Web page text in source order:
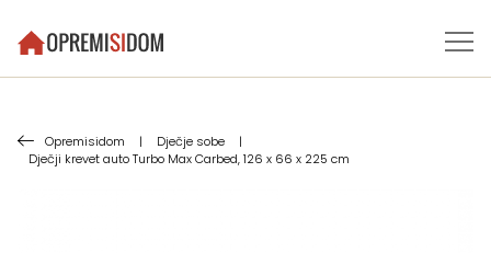
Opremisidom | Dječje sobe
|
Dječji krevet auto Turbo Max Carbed, 126 x 66 x 225 cm